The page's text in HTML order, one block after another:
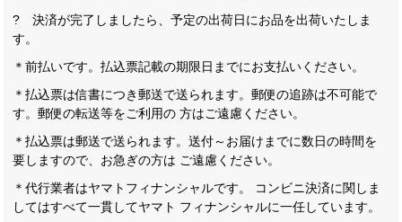
? 決済が完了しましたら、予定の出荷日にお品を出荷いたしま
す。
＊前払いです。払込票記載の期限日までにお支払いください。
＊払込票は信書につき郵送で送られます。郵便の追跡は不可能で
す。郵便の転送等をご利用の 方はご遠慮ください。
＊払込票は郵送で送られます。送付～お届けまでに数日の時間を
要しますので、お急ぎの方は ご遠慮ください。
＊代行業者はヤマトフィナンシャルです。 コンビニ決済に関しま
してはすべて一貫してヤマト フィナンシャルに一任しています。